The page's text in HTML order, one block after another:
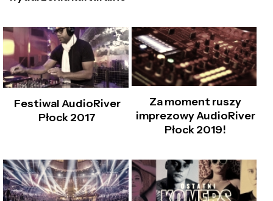
Festiwal AudioRiver
Płock 2017
Za moment ruszy
imprezowy AudioRiver
Płock 2019!